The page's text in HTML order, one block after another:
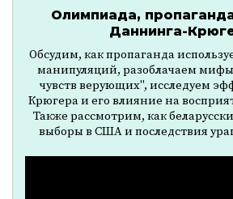
Олимпиада,
Даннинга-
Обсудим, как пропаганда
манипуляций, разоблачаем
чувств верующих", исследуем
Крюгера и его влияние на
Также рассмотрим, как
выборы в США и последствия